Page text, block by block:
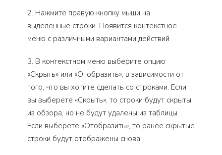
2. Нажмите правую кнопку мыши на
выделенные строки. Появится контекстное
меню с различными вариантами действий.
3. В контекстном меню выберите опцию
«Скрыть» или «Отобразить», в зависимости от
того, что вы хотите сделать со строками. Если
вы выберете «Скрыть», то строки будут скрыты
из обзора, но не будут удалены из таблицы.
Если выберете «Отобразить», то ранее скрытые
строки будут отображены снова.